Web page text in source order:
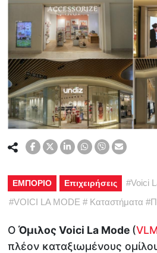
ΕΜΠΟΡΙΟ Επιχειρήσεις #Voici
#VOICI LA MODE # Καταστήματα #
ΟΌμιλος Voici La Mode (
πλέον καταξιωμένους